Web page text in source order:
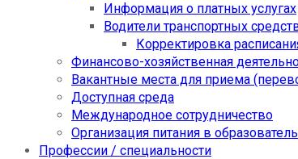
Информация о платных услугах
Водители транспортных
Корректировка
Финансово-хозяйственная
Вакантные места для приема
Доступная среда
Международное сотрудничество
Организация питания в
Профессии / специальности